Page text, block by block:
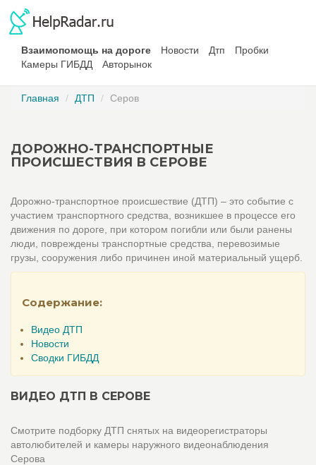
Взаимопомощь на дороге Новости Дтп
Пробки
Камеры ГИБДД
Авторынок
Главная ДТП Серов
ДОРОЖНО-ТРАНСПОРТНЫЕ
ПРОИСШЕСТВИЯ В СЕРОВЕ
Дорожно-транспортное происшествие (ДТП) – это событие с
участием транспортного средства, возникшее в процессе его
движения по дороге, при котором погибли или были ранены
люди, повреждены транспортные средства, перевозимые
грузы, сооружения либо причинен иной материальный ущерб.
Содержание:
Видео ДТП
Новости
Сводки ГИБДД
ВИДЕО ДТП В СЕРОВЕ
Смотрите подборку ДТП снятых на видеорегистраторы
автолюбителей и камеры наружного видеонаблюдения
Серова